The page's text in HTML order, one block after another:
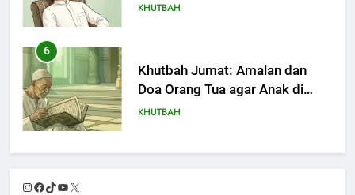
KHUTBAH
6
Khutbah Jumat: Amalan dan
Doa Orang Tua agar Anak di
Pondok Pesantren Sukses Dunia
KHUTBAH
7
Instagram
Facebook
TikTok
YouTube